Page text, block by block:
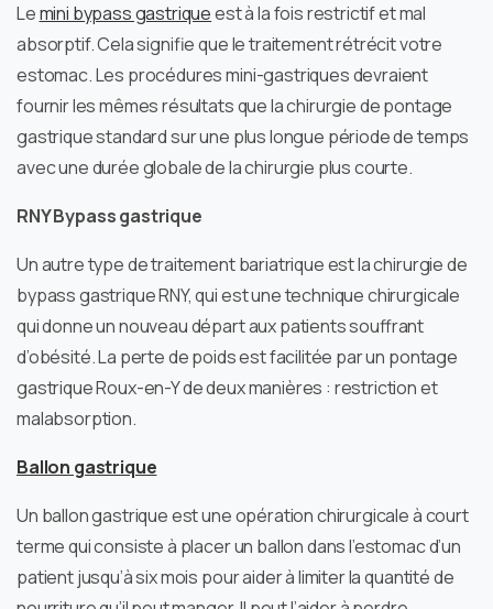
Lemini bypass gastriqueest à la fois restrictif et mal
absorptif. Cela signifie que le traitement rétrécit votre
estomac. Les procédures mini-gastriques devraient
fournir les mêmes résultats que la chirurgie de pontage
gastrique standard sur une plus longue période de temps
avec une durée globale de la chirurgie plus courte.
RNY Bypass gastrique
Un autre type de traitement bariatrique est la chirurgie de
bypass gastrique RNY, qui est une technique chirurgicale
qui donne un nouveau départ aux patients souffrant
d’obésité. La perte de poids est facilitée par un pontage
gastrique Roux-en-Y de deux manières : restriction et
malabsorption.
Ballon gastrique
Un ballon gastrique est une opération chirurgicale à court
terme qui consiste à placer un ballon dans l’estomac d’un
patient jusqu’à six mois pour aider à limiter la quantité de